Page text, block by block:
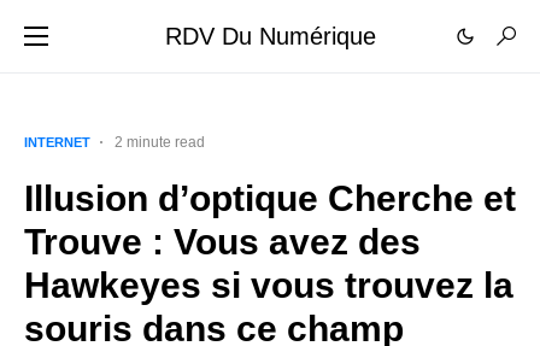
RDV Du Numérique
INTERNET 2 minute read
Illusion d’optique Cherche et
Trouve : Vous avez des
Hawkeyes si vous trouvez la
souris dans ce champ